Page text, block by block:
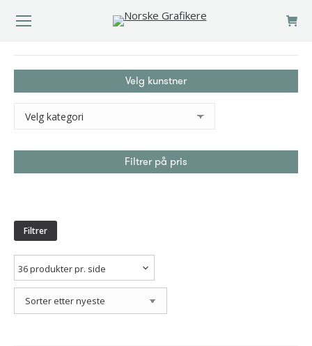
Velg kunstner
Filtrer på pris
Filtrer